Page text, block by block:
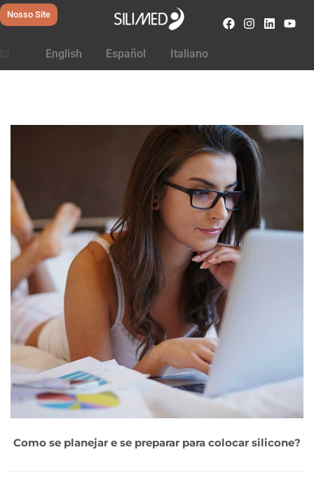
Nosso Site
English Español Italiano
Como se planejar e se preparar para colocar silicone?